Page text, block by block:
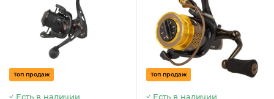
Топ продаж
Есть в наличии
Топ продаж
Есть в наличии